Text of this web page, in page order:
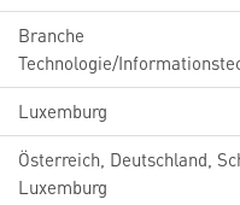
Branche
Technologie/
Luxemburg
Österreich, Deutschland,
Luxemburg